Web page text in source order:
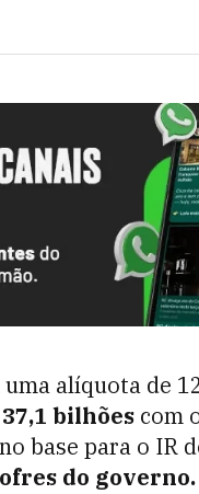
uma alíquota de
bilhões com
base para o IR
do governo.